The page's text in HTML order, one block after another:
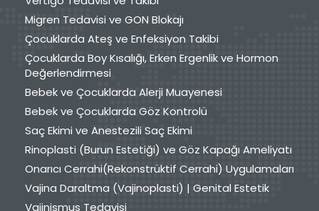
Migren Tedavisi ve GON Blokajı
Çocuklarda Ateş ve Enfeksiyon Takibi
Çocuklarda Boy Kısalığı, Erken Ergenlik ve Hormon
Değerlendirmesi
Bebek ve Çocuklarda Alerji Muayenesi
Bebek ve Çocuklarda Göz Kontrolü
Saç Ekimi ve Anestezili Saç Ekimi
Rinoplasti (Burun Estetiği) ve Göz Kapağı Ameliyatı
Onarıcı Cerrahi(Rekonstrüktif Cerrahi) Uygulamaları
Vajina Daraltma (Vajinoplasti) | Genital Estetik
Vajinismus Tedavisi